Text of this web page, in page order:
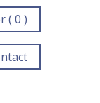
( 0 )